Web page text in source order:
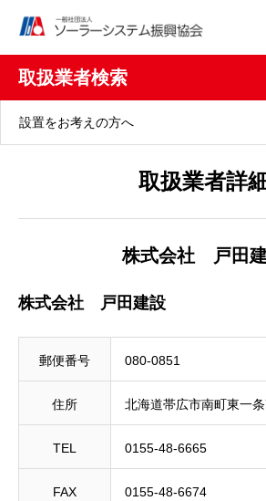
取扱業者検索
設置をお考えの方へ
取扱業者詳細
株式会社 戸田
株式会社 戸田建設
郵便番号 080-0851
住所 北海道帯広市南町東一
TEL 0155-48-6665
FAX 0155-48-6674